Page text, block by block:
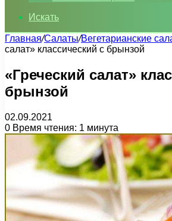
Искать
Главная/Салаты/Вегетарианские
салат» классический с брынзой
«Греческий салат»
брынзой
02.09.2021
0 Время чтения: 1 минута